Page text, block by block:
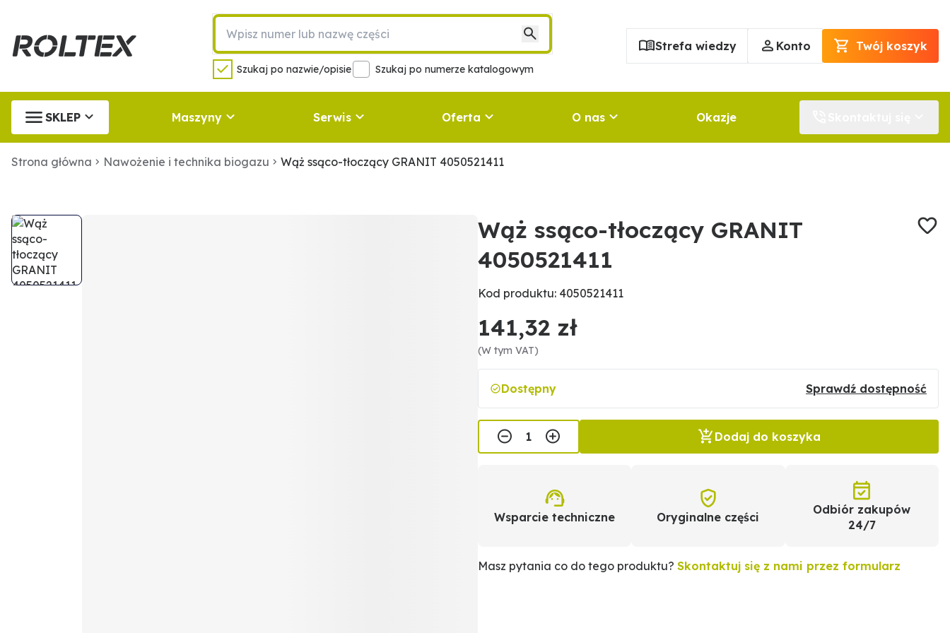
Szukaj po nazwie/opisie Szukaj po numerze katalogowym
Strefa wiedzy Konto Twój koszyk
SKLEP Maszyny Serwis Oferta O nas Okazje
Strona główna Nawożenie i technika biogazu Wąż ssąco-tłoczący GRANIT 4050521411
Wąż ssąco-tłoczący GRANIT
4050521411
Kod produktu: 4050521411
141,32 zł
(W tym VAT)
Dostępny Sprawdź dostępność
Dodaj do koszyka
Wsparcie techniczne Oryginalne części
Odbiór zakupów
24/7
Masz pytania co do tego produktu? Skontaktuj się z nami przez formularz